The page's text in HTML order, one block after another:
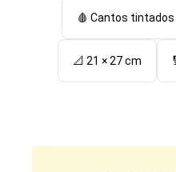
🩸 Cantos tintados
📐 21 × 27 cm